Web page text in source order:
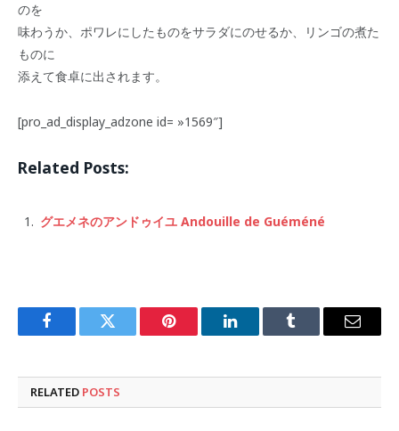
のを
味わうか、ポワレにしたものをサラダにのせるか、リンゴの煮た
ものに
添えて食卓に出されます。
[pro_ad_display_adzone id= »1569″]
Related Posts:
グエメネのアンドゥイユ Andouille de Guéméné
FacebookTwitter Pinterest LinkedInTumblr Email
RELATED POSTS